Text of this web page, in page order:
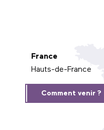
France
Hauts-de-France
Comment venir ?